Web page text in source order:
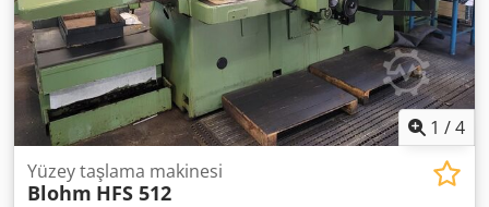
1 /4
Yüzey taşlama makinesi
Blohm HFS 512